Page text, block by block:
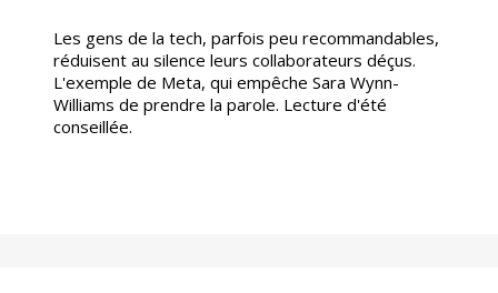
Les gens de la tech, parfois peu recommandables,
réduisent au silence leurs collaborateurs déçus.
L'exemple de Meta, qui empêche Sara Wynn-
Williams de prendre la parole. Lecture d'été
conseillée.